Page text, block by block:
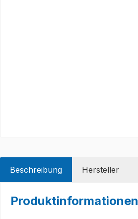
Beschreibung Hersteller
Produktinformationen